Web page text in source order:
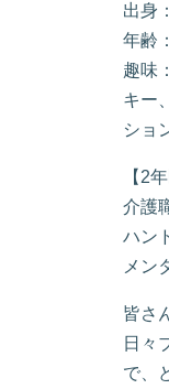
出身
年齢
趣味
キー
ショ
【2
介護
ハン
メン
皆さ
日々
で、